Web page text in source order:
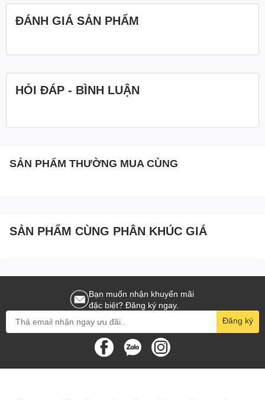
ĐÁNH GIÁ SẢN PHẨM
HỎI ĐÁP - BÌNH LUẬN
SẢN PHẨM THƯỜNG MUA CÙNG
SẢN PHẨM CÙNG PHÂN KHÚC GIÁ
Bạn muốn nhận khuyến mãi
đặc biệt? Đăng ký ngay.
Đăng ký